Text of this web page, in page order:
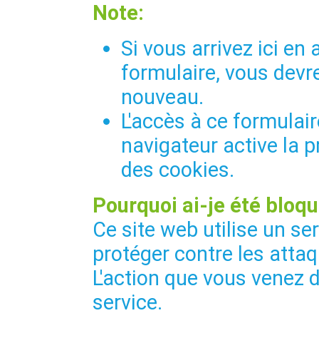
Note:
Si vous arrivez ici en
formulaire, vous
nouveau.
L'accès à ce
navigateur active la
des cookies.
Pourquoi ai-je été
Ce site web utilise un
protéger contre les
L'action que vous venez
service.